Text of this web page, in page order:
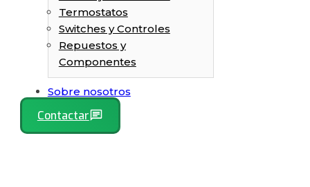
Termostatos
Switches y Controles
Repuestos y
Componentes
Sobre nosotros
Contactar